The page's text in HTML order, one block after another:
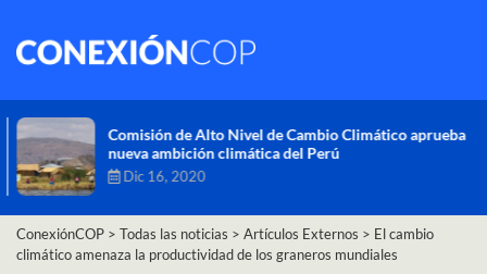
Comisión de Alto Nivel de Cambio Climático aprueba
nueva ambición climática del Perú
Dic 16, 2020
ConexiónCOP > Todas las noticias > Artículos Externos > El cambio
climático amenaza la productividad de los graneros mundiales